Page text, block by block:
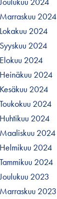
Marraskuu 2024
Lokakuu 2024
Syyskuu 2024
Elokuu 2024
Heinäkuu 2024
Kesäkuu 2024
Toukokuu 2024
Huhtikuu 2024
Maaliskuu 2024
Helmikuu 2024
Tammikuu 2024
Joulukuu 2023
Marraskuu 2023